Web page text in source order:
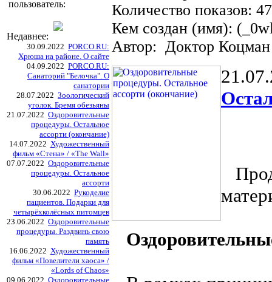
пользователь:
Недавнее:
30.09.2022 PORCO.RU:
Хрюша на районе. О сайте
04.09.2022 PORCO.RU:
Санаторий "Белочка". О
санатории
28.07.2022 Зоологический
уголок. Бремя обезьяны
21.07.2022 Оздоровительные
процедуры. Остальное
ассорти (окончание)
14.07.2022 Художественный
фильм «Стена» / «The Wall»
07.07.2022 Оздоровительные
процедуры. Остальное
ассорти
30.06.2022 Рукоделие
пациентов. Подарки для
четырёхколёсных питомцев
23.06.2022 Оздоровительные
процедуры. Раздвинь свою
память
16.06.2022 Художественный
фильм «Повелители хаоса» /
«Lords of Chaos»
09.06.2022 Оздоровительные
Количество показов:
Кем создан (имя):
Автор: Доктор Коцман